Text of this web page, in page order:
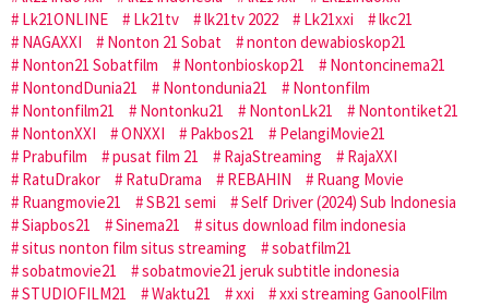
Lk21ONLINE
Lk21tv lk21tv 2022 Lk21xxi
lkc21
NAGAXXI
Nonton 21 Sobat
nonton dewabioskop21
Nonton21 Sobatfilm
Nontonbioskop21
Nontoncinema21
NontondDunia21
Nontondunia21
Nontonfilm
Nontonfilm21
Nontonku21 NontonLk21
Nontontiket21
NontonXXI
ONXXI Pakbos21
PelangiMovie21
Prabufilm
pusat film 21 RajaStreaming
RajaXXI
RatuDrakor
RatuDrama REBAHIN
Ruang Movie
Ruangmovie21
SB21 semi
Self Driver (2024) Sub Indonesia
Siapbos21
Sinema21
situs download film indonesia
situs nonton film situs streaming
sobatfilm21
sobatmovie21
sobatmovie21 jeruk subtitle indonesia
STUDIOFILM21
Waktu21 xxi
xxi streaming GanoolFilm